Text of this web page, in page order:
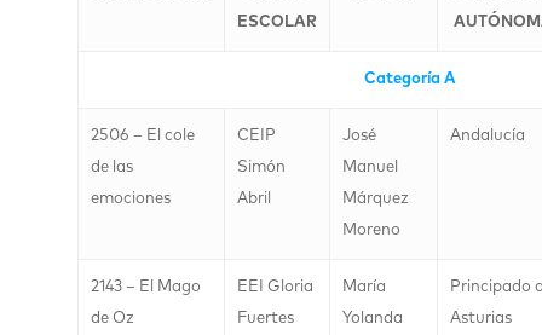
ESCOLAR
Categoría A
2506 – El cole
de las
emociones
CEIP
Simón
Abril
José
Manuel
Márquez
Moreno
Andalucía
2143 – El Mago
de Oz
EEI Gloria
Fuertes
María
Yolanda
Principado
Asturias